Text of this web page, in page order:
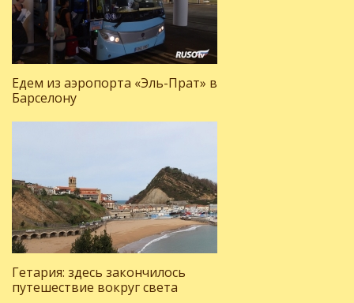
Едем из аэропорта «Эль-Прат» в
Барселону
Гетария: здесь закончилось
путешествие вокруг света